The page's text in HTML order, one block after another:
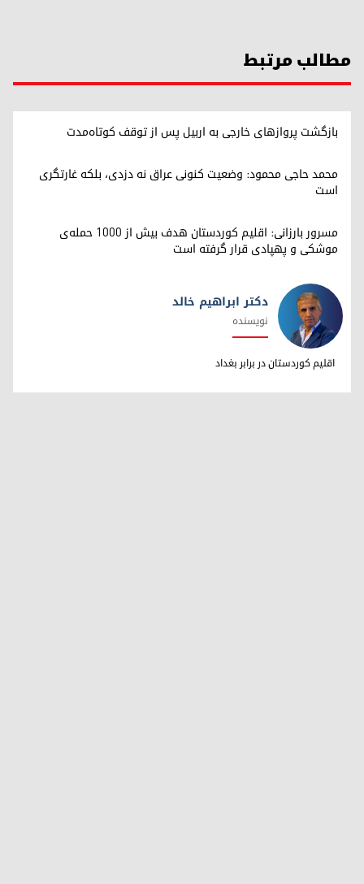
مطالب مرتبط
بازگشت پروازهای خارجی به اربیل پس از توقف کوتاه‌مدت
محمد حاجی محمود: وضعیت کنونی عراق نه دزدی، بلکه غارتگری
است
مسرور بارزانی: اقلیم کوردستان هدف بیش از ۱۰۰۰ حمله‌ی
موشکی و پهپادی قرار گرفته است
دکتر ابراهیم خالد
دکتر ابراهیم خالد
نویسنده
اقلیم کوردستان در برابر بغداد